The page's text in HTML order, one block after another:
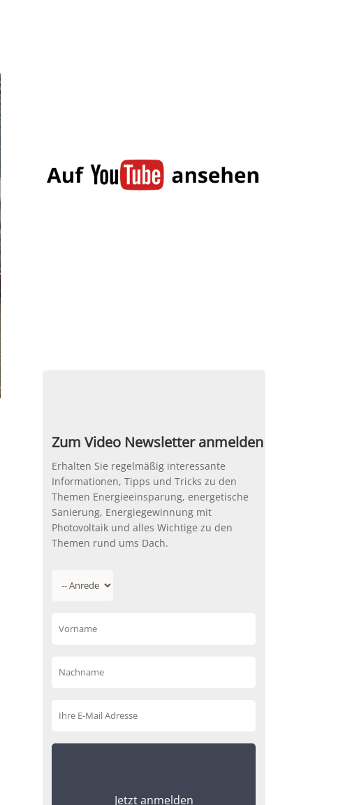
Zum Video Newsletter anmelden
Erhalten Sie regelmäßig interessante
Informationen, Tipps und Tricks zu den
Themen Energieeinsparung, energetische
Sanierung, Energiegewinnung mit
Photovoltaik und alles Wichtige zu den
Themen rund ums Dach.